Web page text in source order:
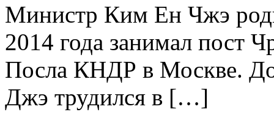
Министр Ким Ен Чжэ
2014 года занимал пост
Посла КНДР в Москве.
Джэ трудился в […]